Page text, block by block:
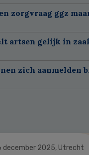
zorgvraag ggz
artsen gelijk in
zich aanmelden
december 2025, Utrecht